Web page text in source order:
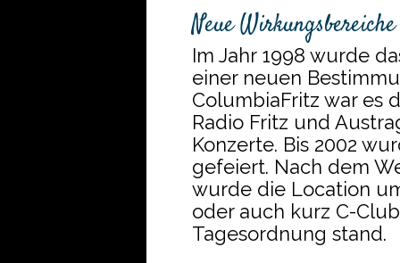
Neue Wirkungsbereiche
Im Jahr 1998 wurde
einer neuen
ColumbiaFritz war es
Radio Fritz und
Konzerte. Bis 2002
gefeiert. Nach dem
wurde die Location
oder auch kurz C-
Tagesordnung stand.